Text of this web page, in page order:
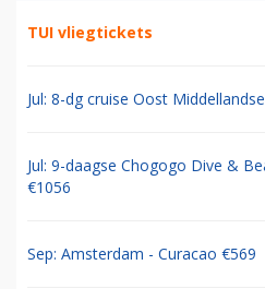
TUI vliegtickets
Jul: 8-dg cruise Oost
Jul: 9-daagse Chogogo Dive &
€1056
Sep: Amsterdam - Curacao €569